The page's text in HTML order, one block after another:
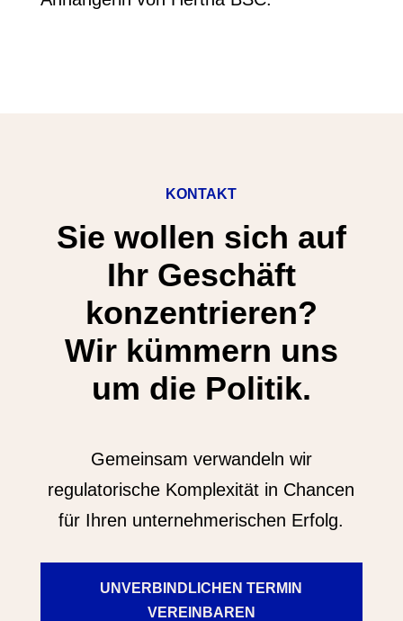
KONTAKT
Sie wollen sich auf
Ihr Geschäft
konzentrieren?
Wir kümmern uns
um die Politik.
Gemeinsam verwandeln wir
regulatorische Komplexität in Chancen
für Ihren unternehmerischen Erfolg.
UNVERBINDLICHEN TERMIN
VEREINBAREN